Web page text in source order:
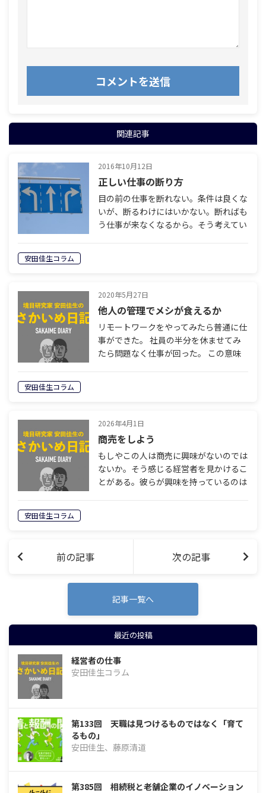
関連記事
2016年10月12日
正しい仕事の断り方
目の前の仕事を断れない。条件は良くな
いが、断るわけにはいかない。断ればも
う仕事が来なくなるから。そう考えてい
安田佳生コラム
2020年5月27日
他人の管理でメシが食えるか
リモートワークをやってみたら普通に仕
事ができた。 社員の半分を休ませてみ
たら問題なく仕事が回った。 この意味
安田佳生コラム
2026年4月1日
商売をしよう
もしやこの人は商売に興味がないのでは
ないか。そう感じる経営者を見かけるこ
とがある。彼らが興味を持っているのは
安田佳生コラム
前の記事 次の記事
記事一覧へ
最近の投稿
経営者の仕事
安田佳生コラム
第133回 天職は見つけるものではなく「育て
るもの」
安田佳生、藤原清道
第385回 相続税と老舗企業のイノベーション